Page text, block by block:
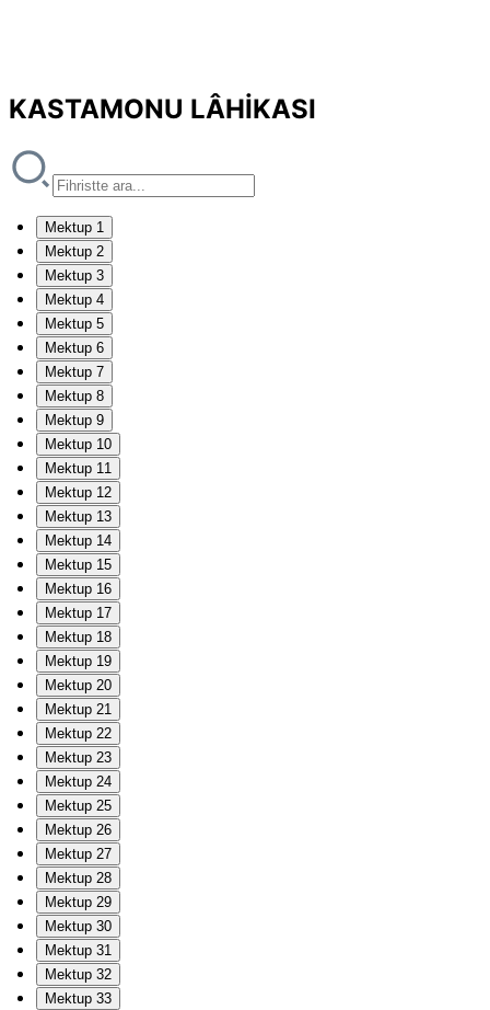
KASTAMONU LÂHİKASI
Mektup 1
Mektup 2
Mektup 3
Mektup 4
Mektup 5
Mektup 6
Mektup 7
Mektup 8
Mektup 9
Mektup 10
Mektup 11
Mektup 12
Mektup 13
Mektup 14
Mektup 15
Mektup 16
Mektup 17
Mektup 18
Mektup 19
Mektup 20
Mektup 21
Mektup 22
Mektup 23
Mektup 24
Mektup 25
Mektup 26
Mektup 27
Mektup 28
Mektup 29
Mektup 30
Mektup 31
Mektup 32
Mektup 33